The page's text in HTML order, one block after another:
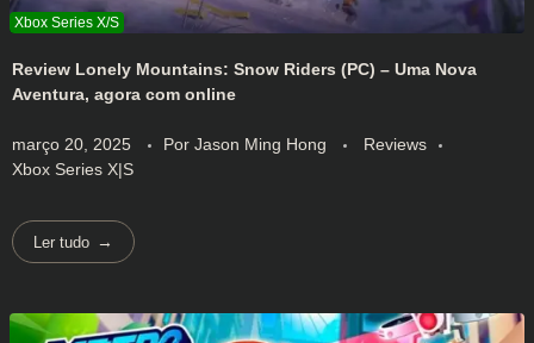
Review Lonely Mountains: Snow Riders (PC) – Uma Nova
Aventura, agora com online
março 20, 2025 Por Jason Ming Hong
Reviews
Xbox Series X|S
Ler tudo